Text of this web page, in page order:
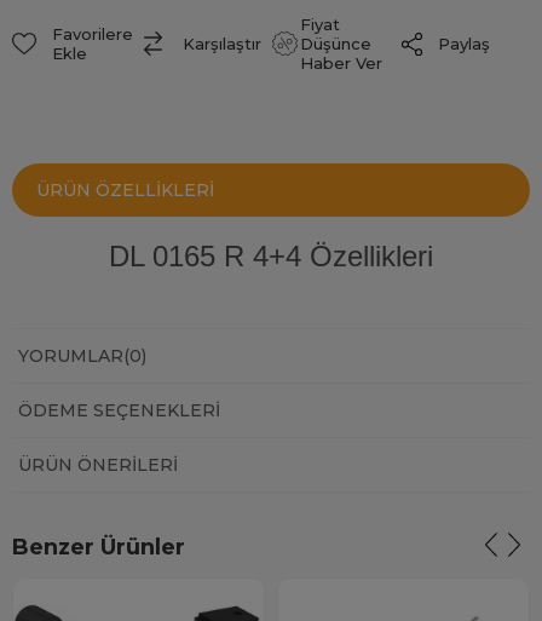
Favorilere
Ekle
Karşılaştır
Fiyat
Düşünce
Haber Ver
Paylaş
ÜRÜN ÖZELLIKLERI
DL 0165 R 4+4 Özellikleri
YORUMLAR(0)
ÖDEME SEÇENEKLERI
ÜRÜN ÖNERILERI
Benzer Ürünler